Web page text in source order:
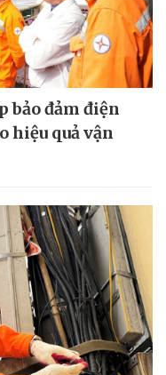
bảo đảm điện
hiệu quả vận